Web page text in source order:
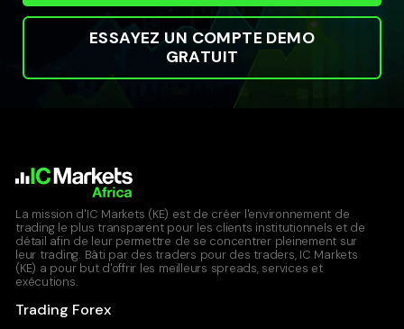
0.680 0.680
Cotton
OJ
Orange Juice Futures
1.120
All Accounts
ESSAYEZ UN COMPTE DEMO
GRATUIT
La mission d'IC Markets (KE) est de créer l'environnement de
trading le plus transparent pour les clients institutionnels et de
détail afin de leur permettre de se concentrer pleinement sur
leur trading. Bâti par des traders pour des traders, IC Markets
(KE) a pour but d'offrir les meilleurs spreads, services et
exécutions.
Trading Forex